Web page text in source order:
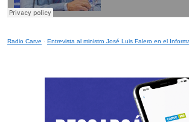
Radio Carve · Entrevista al ministro José Luis Falero en el